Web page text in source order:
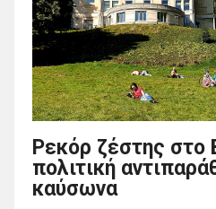
Ρεκόρ ζέστης στο
πολιτική
καύσωνα